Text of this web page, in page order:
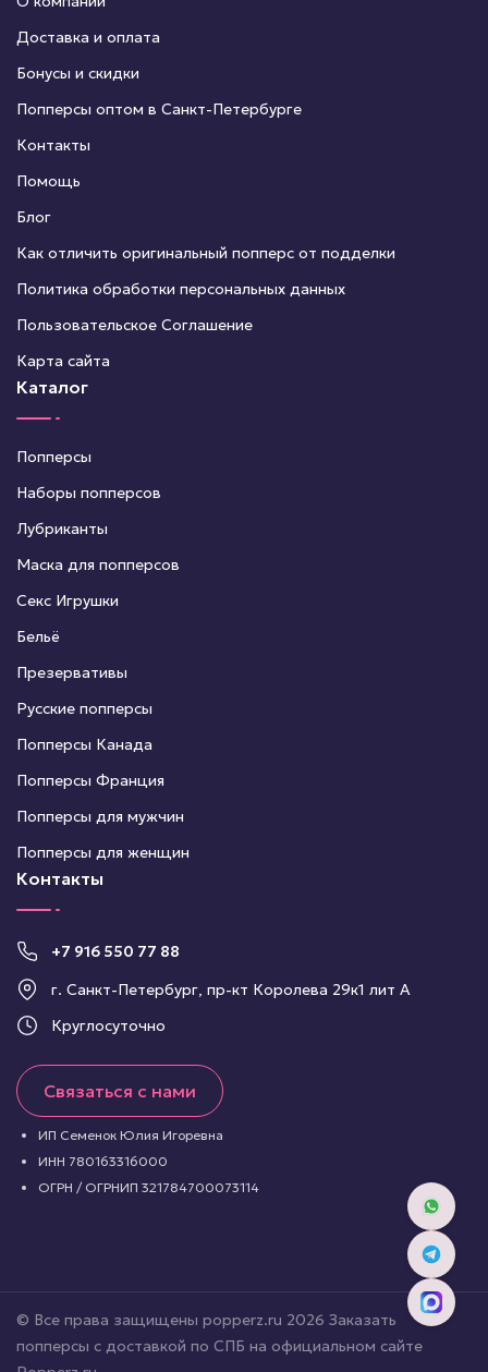
Доставка и оплата
Бонусы и скидки
Попперсы оптом в Санкт-Петербурге
Контакты
Помощь
Блог
Как отличить оригинальный попперс от подделки
Политика обработки персональных данных
Пользовательское Соглашение
Карта сайта
Каталог
Попперсы
Наборы попперсов
Лубриканты
Маска для попперсов
Секс Игрушки
Бельё
Презервативы
Русские попперсы
Попперсы Канада
Попперсы Франция
Попперсы для мужчин
Попперсы для женщин
Контакты
+7 916 550 77 88
г. Санкт-Петербург, пр-кт Королева 29к1 лит А
Круглосуточно
Связаться с нами
ИП Семенок Юлия Игоревна
ИНН 780163316000
ОГРН / ОГРНИП 321784700073114
© Все права защищены popperz.ru 2026 Заказать
попперсы с доставкой по СПБ на официальном сайте